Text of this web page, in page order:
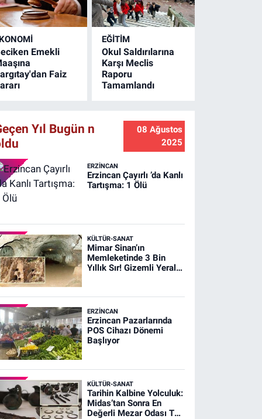
Ulaşımda
artıyor.
Emekli
Faiz
EĞİTİM
Okul Saldırılarına
Karşı Meclis
Raporu
Tamamlandı
Yıl Bugün n
08 Ağustos
2025
ERZINCAN
Erzincan Çayırlı ’da Kanlı
Tartışma: 1 Ölü
KÜLTÜR-SANAT
Mimar Sinan’ın
Memleketinde 3 Bin
Yıllık Sır! Gizemli Yeraltı
ERZINCAN
Erzincan Pazarlarında
POS Cihazı Dönemi
Başlıyor
KÜLTÜR-SANAT
Tarihin Kalbine Yolculuk:
Midas’tan Sonra En
Değerli Mezar Odası T26